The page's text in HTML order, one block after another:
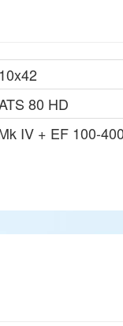
80 HD
IV + EF 100-